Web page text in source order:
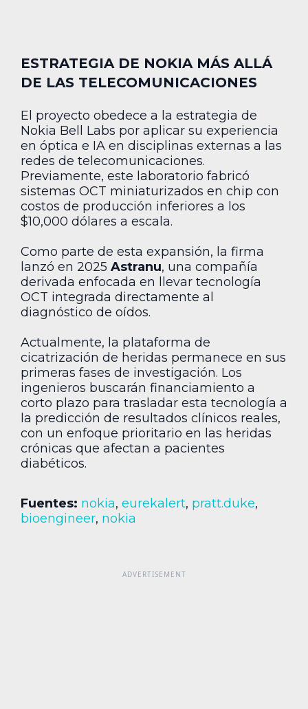
ESTRATEGIA DE NOKIA MÁS ALLÁ
DE LAS TELECOMUNICACIONES
El proyecto obedece a la estrategia de
Nokia Bell Labs por aplicar su experiencia
en óptica e IA en disciplinas externas a las
redes de telecomunicaciones.
Previamente, este laboratorio fabricó
sistemas OCT miniaturizados en chip con
costos de producción inferiores a los
$10,000 dólares a escala.
Como parte de esta expansión, la firma
lanzó en 2025 Astranu, una compañía
derivada enfocada en llevar tecnología
OCT integrada directamente al
diagnóstico de oídos.
Actualmente, la plataforma de
cicatrización de heridas permanece en sus
primeras fases de investigación. Los
ingenieros buscarán financiamiento a
corto plazo para trasladar esta tecnología a
la predicción de resultados clínicos reales,
con un enfoque prioritario en las heridas
crónicas que afectan a pacientes
diabéticos.
Fuentes: nokia, eurekalert, pratt.duke,
bioengineer, nokia